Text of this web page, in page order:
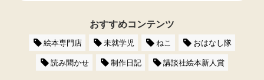
おすすめコンテンツ
絵本専門店 未就学児 ねこ
おはなし隊
読み聞かせ
制作日記 講談社絵本新人賞